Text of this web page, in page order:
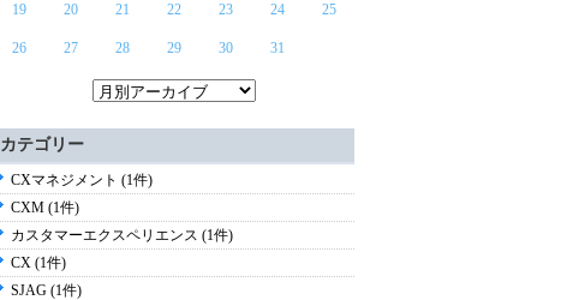
19 20 21 22 23 24 25
26 27 28 29 30 31
カテゴリー
CXマネジメント (1件)
CXM (1件)
カスタマーエクスペリエンス (1件)
CX (1件)
SJAG (1件)